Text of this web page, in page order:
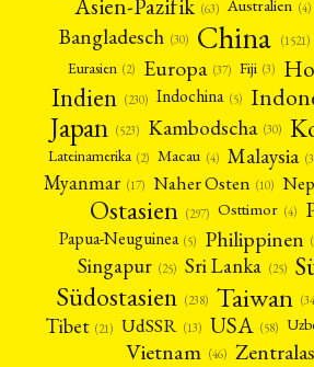
(63) Australien (4)
Bangladesch (30) China (1521)
Eurasien (2) Europa (37) Fiji (3)
Indien (230) Indochina (5)
Japan (523) Kambodscha (30)
Lateinamerika (2) Macau (4) Malaysia
Myanmar (17) Naher Osten (10)
Ostasien (297) Osttimor (4)
Papua-Neuguinea (5) Philippinen
Singapur (25) Sri Lanka (25)
Südostasien (238) Taiwan
Tibet (21) UdSSR (13) USA (58)
Vietnam (46)